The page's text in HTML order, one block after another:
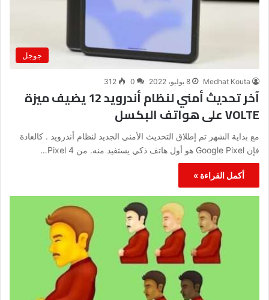
جوجل
Medhat Kouta 8 يوليو، 2022 0
312
آخر تحديث أمني لنظام أندرويد 12 يضيف ميزة
VOLTE على هواتف البكسل
مع بداية الشهر تم إطلاق التحديث الأمني ​​الجديد لنظام أندرويد . كالعادة
فإن Google Pixel هو أول هاتف ذكي يستفيد منه. من Pixel 4…
أكمل القراءة »